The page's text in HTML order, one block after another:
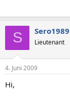
S Sero1989
Lieutenant
4. Juni 2009
Hi,